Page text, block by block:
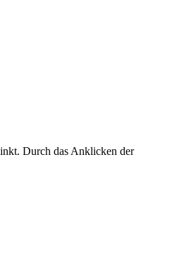
Durch das Anklicken der